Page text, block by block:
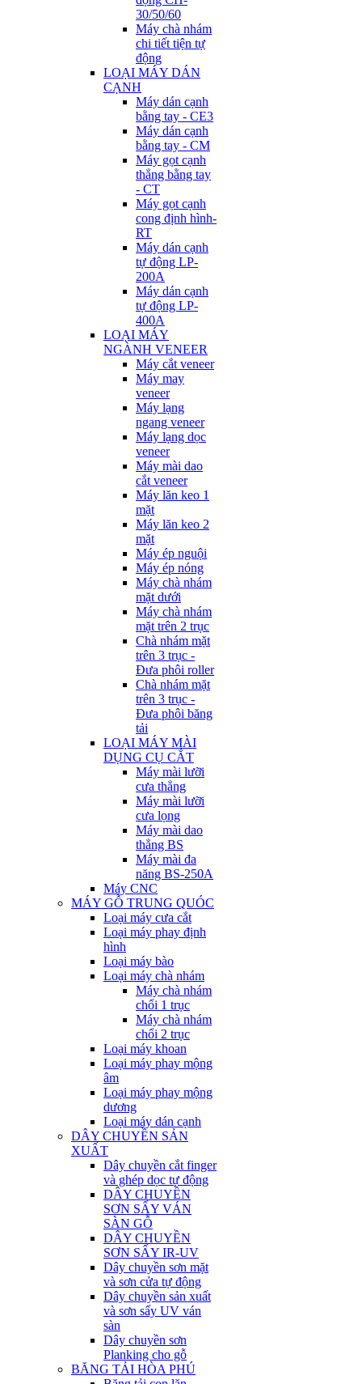
30/50/60
Máy chà nhám
chi tiết tiện tự
động
LOẠI MÁY DÁN
CẠNH
Máy dán cạnh
bằng tay - CE3
Máy dán cạnh
bằng tay - CM
Máy gọt cạnh
thẳng bằng tay
- CT
Máy gọt cạnh
cong định hình-
RT
Máy dán cạnh
tự động LP-
200A
Máy dán cạnh
tự động LP-
400A
LOẠI MÁY
NGÀNH VENEER
Máy cắt veneer
Máy may
veneer
Máy lạng
ngang veneer
Máy lạng dọc
veneer
Máy mài dao
cắt veneer
Máy lăn keo 1
mặt
Máy lăn keo 2
mặt
Máy ép nguội
Máy ép nóng
Máy chà nhám
mặt dưới
Máy chà nhám
mặt trên 2 trục
Chà nhám mặt
trên 3 trục -
Đưa phôi roller
Chà nhám mặt
trên 3 trục -
Đưa phôi băng
tải
LOẠI MÁY MÀI
DỤNG CỤ CẮT
Máy mài lưỡi
cưa thẳng
Máy mài lưỡi
cưa lọng
Máy mài dao
thẳng BS
Máy mài đa
năng BS-250A
Máy CNC
MÁY GỖ TRUNG QUÓC
Loại máy cưa cắt
Loại máy phay định
hình
Loại máy bào
Loại máy chà nhám
Máy chà nhám
chổi 1 trục
Máy chà nhám
chổi 2 trục
Loại máy khoan
Loại máy phay mộng
âm
Loại máy phay mộng
dương
Loại máy dán cạnh
DÂY CHUYỀN SẢN
XUẤT
Dây chuyền cắt finger
và ghép dọc tự động
DÂY CHUYỀN
SƠN SẤY VÁN
SÀN GỖ
DÂY CHUYỀN
SƠN SẤY IR-UV
Dây chuyền sơn mặt
và sơn cửa tự động
Dây chuyền sản xuất
và sơn sấy UV ván
sàn
Dây chuyền sơn
Planking cho gỗ
BĂNG TẢI HÒA PHÚ